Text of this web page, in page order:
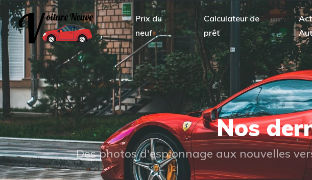
Prix du
neuf
Calculateur de
prêt
Nos
Des photos d'espionnage aux nouvelles